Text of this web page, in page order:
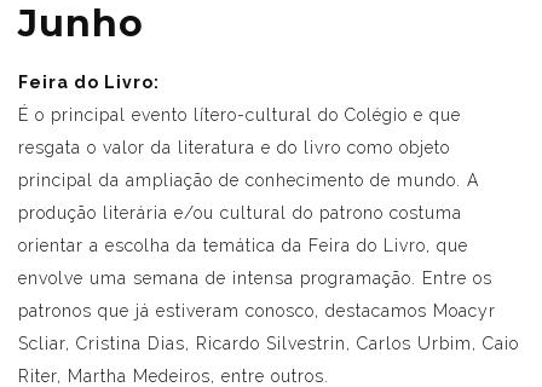
Junho
Feira do Livro:
É o principal evento lítero-cultural do Colégio e que
resgata o valor da literatura e do livro como objeto
principal da ampliação de conhecimento de mundo. A
produção literária e/ou cultural do patrono costuma
orientar a escolha da temática da Feira do Livro, que
envolve uma semana de intensa programação. Entre os
patronos que já estiveram conosco, destacamos Moacyr
Scliar, Cristina Dias, Ricardo Silvestrin, Carlos Urbim, Caio
Riter, Martha Medeiros, entre outros.